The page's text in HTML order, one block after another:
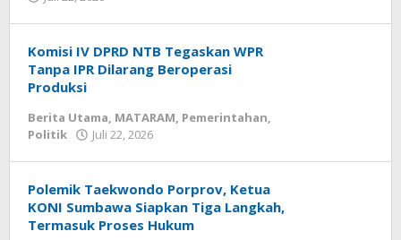
Komisi IV DPRD NTB Tegaskan WPR
Tanpa IPR Dilarang Beroperasi
Produksi
Berita Utama, MATARAM, Pemerintahan,
Politik
Juli 22, 2026
Polemik Taekwondo Porprov, Ketua
KONI Sumbawa Siapkan Tiga Langkah,
Termasuk Proses Hukum